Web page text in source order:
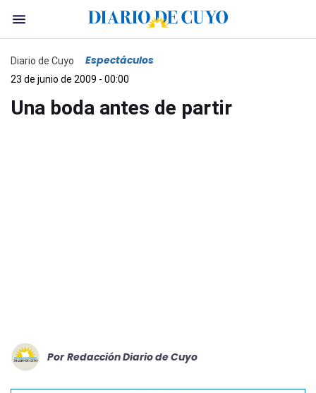
Diario de Cuyo Espectáculos
23 de junio de 2009 - 00:00
Una boda antes de partir
Por Redacción Diario de Cuyo